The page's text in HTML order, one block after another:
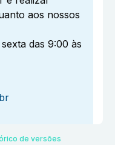
aos nossos
das 9:00 às
de versões